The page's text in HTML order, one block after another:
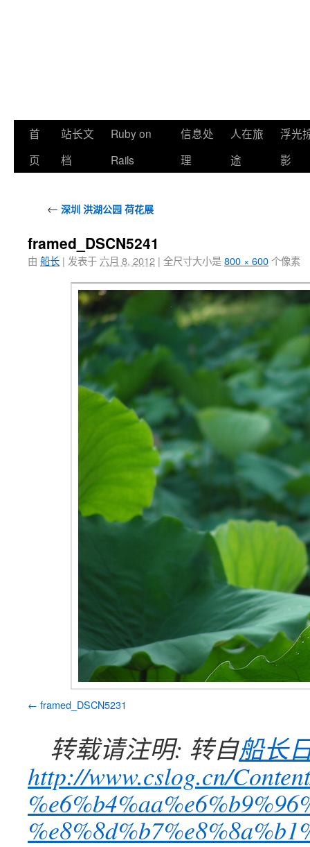
首
页
站长文
档
Ruby on
Rails
信息处
理
人在旅
途
浮光
影
← 深圳 洪湖公园 荷花展
framed_DSCN5241
由 船长 | 发表于 六月 8, 2012 | 全尺寸大小是800 × 600个像素
framed_DSCN5231
转载请注明: 转自船长
http://www.cslog.cn/